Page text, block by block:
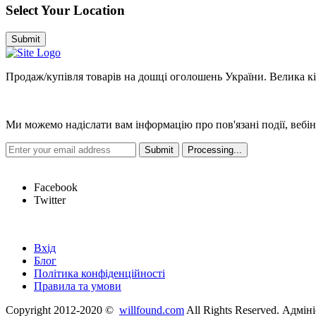
Select Your Location
Submit
Продаж/купівля товарів на дошці оголошень України. Велика
Ми можемо надіслати вам інформацію про пов'язані події,
Facebook
Twitter
Вхід
Блог
Політика конфіденційності
Правила та умови
Copyright 2012-2020 © willfound.com All Rights Reserved.